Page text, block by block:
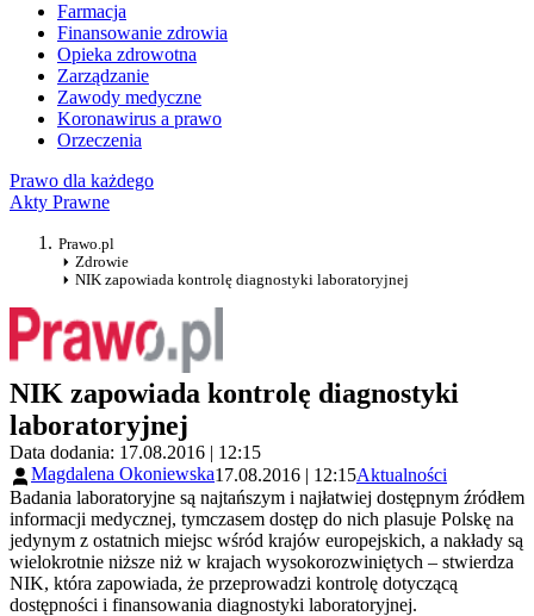
Farmacja
Finansowanie zdrowia
Opieka zdrowotna
Zarządzanie
Zawody medyczne
Koronawirus a prawo
Orzeczenia
Prawo dla każdego
Akty Prawne
Prawo.pl
Zdrowie
NIK zapowiada kontrolę diagnostyki laboratoryjnej
NIK zapowiada kontrolę diagnostyki
laboratoryjnej
Data dodania: 17.08.2016 | 12:15
Magdalena Okoniewska17.08.2016 | 12:15Aktualności
Badania laboratoryjne są najtańszym i najłatwiej dostępnym źródłem
informacji medycznej, tymczasem dostęp do nich plasuje Polskę na
jedynym z ostatnich miejsc wśród krajów europejskich, a nakłady są
wielokrotnie niższe niż w krajach wysokorozwiniętych – stwierdza
NIK, która zapowiada, że przeprowadzi kontrolę dotyczącą
dostępności i finansowania diagnostyki laboratoryjnej.